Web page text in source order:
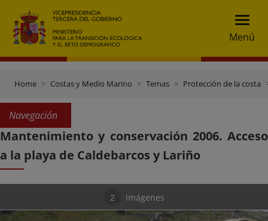
Menú
Home Costas y Medio Marino Temas Protección de la costa
Navegación
Mantenimiento y conservación 2006. Acceso
a la playa de Caldebarcos y Lariño
2 Imágenes